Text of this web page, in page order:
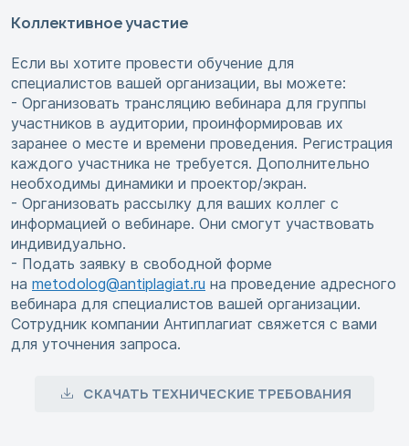
Коллективное участие
Если вы хотите провести обучение для
специалистов вашей организации, вы можете:
- Организовать трансляцию вебинара для группы
участников в аудитории, проинформировав их
заранее о месте и времени проведения. Регистрация
каждого участника не требуется. Дополнительно
необходимы динамики и проектор/экран.
- Организовать рассылку для ваших коллег с
информацией о вебинаре. Они смогут участвовать
индивидуально.
- Подать заявку в свободной форме
на metodolog@antiplagiat.ru на проведение адресного
вебинара для специалистов вашей организации.
Сотрудник компании Антиплагиат свяжется с вами
для уточнения запроса.
СКАЧАТЬ ТЕХНИЧЕСКИЕ ТРЕБОВАНИЯ